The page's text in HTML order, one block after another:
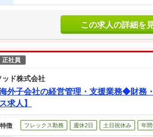
この求人の詳細を
正社員
ッド株式会社
海外子会社の経営管理・支援業務◆財務
求人】
徴 フレックス勤務 週休2日 土日祝休み 年